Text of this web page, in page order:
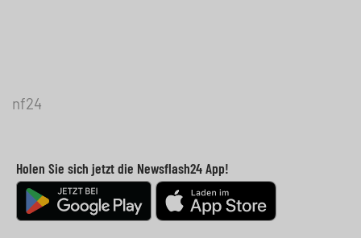
nf24
Holen Sie sich jetzt die Newsflash24 App!